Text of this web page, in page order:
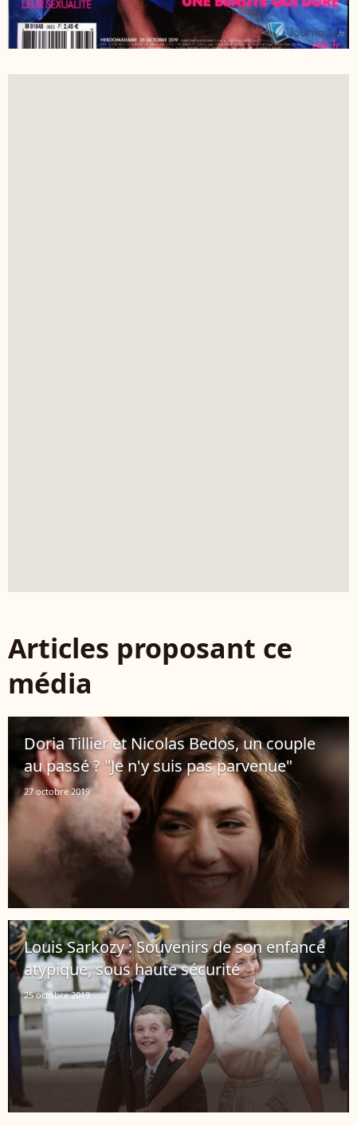
Articles proposant ce
média
Doria Tillier et Nicolas Bedos, un couple
au passé ? "Je n'y suis pas parvenue"
27 octobre 2019
Louis Sarkozy : Souvenirs de son enfance
atypique, sous haute sécurité
25 octobre 2019